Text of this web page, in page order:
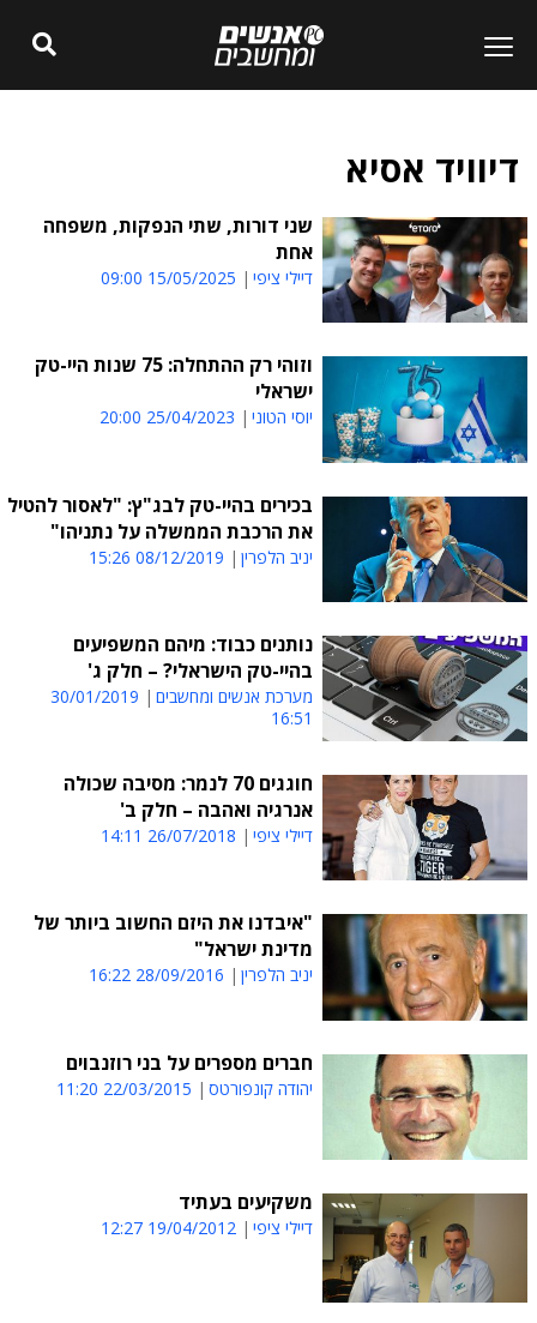
דיוויד אסיא
שני דורות, שתי הנפקות, משפחה
אחת
דיילי ציפי 15/05/2025 09:00
וזוהי רק ההתחלה: 75 שנות היי-טק
ישראלי
יוסי הטוני 25/04/2023 20:00
בכירים בהיי-טק לבג"ץ: "לאסור להטיל
את הרכבת הממשלה על נתניהו"
יניב הלפרין 08/12/2019 15:26
נותנים כבוד: מיהם המשפיעים
בהיי-טק הישראלי? – חלק ג'
מערכת אנשים ומחשבים
30/01/2019
16:51
חוגגים 70 לנמר: מסיבה שכולה
אנרגיה ואהבה – חלק ב'
דיילי ציפי 26/07/2018 14:11
"איבדנו את היזם החשוב ביותר של
מדינת ישראל"
יניב הלפרין 28/09/2016 16:22
חברים מספרים על בני רוזנבוים
יהודה קונפורטס 22/03/2015 11:20
משקיעים בעתיד
דיילי ציפי 19/04/2012 12:27